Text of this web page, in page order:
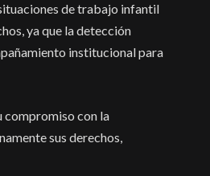
de trabajo infantil
ya que la detección
institucional para
compromiso con la
sus derechos,